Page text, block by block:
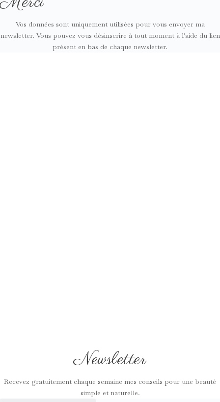
Vos données sont uniquement utilisées pour vous envoyer ma
newsletter. Vous pouvez vous désinscrire à tout moment à l'aide du lien
présent en bas de chaque newsletter.
Newsletter
Recevez gratuitement chaque semaine mes conseils pour une beauté
simple et naturelle.